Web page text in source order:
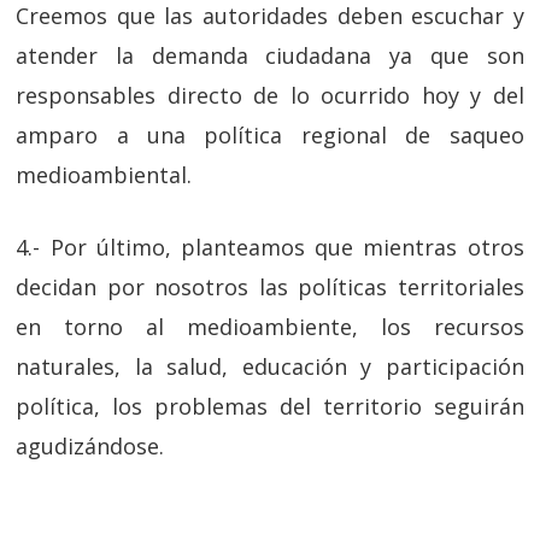
Creemos que las autoridades deben escuchar y
atender la demanda ciudadana ya que son
responsables directo de lo ocurrido hoy y del
amparo a una política regional de saqueo
medioambiental.
4.- Por último, planteamos que mientras otros
decidan por nosotros las políticas territoriales
en torno al medioambiente, los recursos
naturales, la salud, educación y participación
política, los problemas del territorio seguirán
agudizándose.